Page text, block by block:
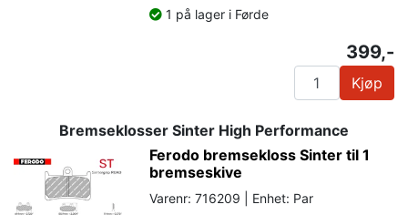
1 på lager i Førde
399,-
Kjøp
Bremseklosser Sinter High Performance
Ferodo bremsekloss Sinter til 1
bremseskive
Varenr: 716209 | Enhet: Par